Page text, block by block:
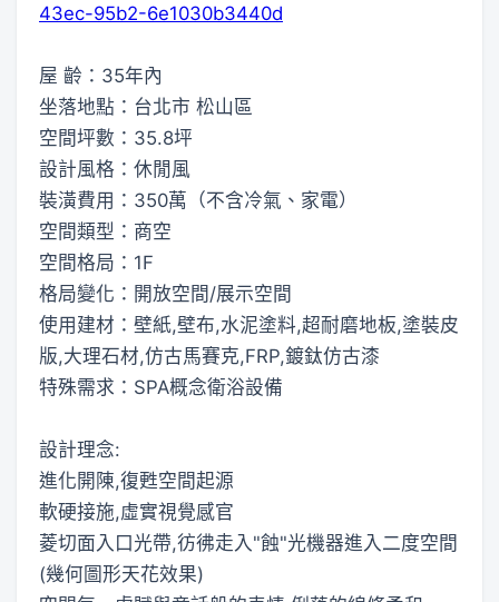
43ec-95b2-6e1030b3440d
屋 齡：35年內
坐落地點：台北市 松山區
空間坪數：35.8坪
設計風格：休閒風
裝潢費用：350萬（不含冷氣、家電）
空間類型：商空
空間格局：1F
格局變化：開放空間/展示空間
使用建材：壁紙,壁布,水泥塗料,超耐磨地板,塗裝皮
版,大理石材,仿古馬賽克,FRP,鍍鈦仿古漆
特殊需求：SPA概念衛浴設備
設計理念:
進化開陳,復甦空間起源
軟硬接施,虛實視覺感官
菱切面入口光帶,彷彿走入"蝕"光機器進入二度空間
(幾何圖形天花效果)